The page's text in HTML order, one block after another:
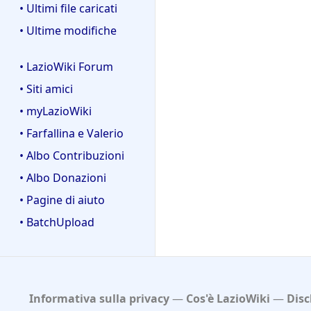
• Ultimi file caricati
• Ultime modifiche
• LazioWiki Forum
• Siti amici
• myLazioWiki
• Farfallina e Valerio
• Albo Contribuzioni
• Albo Donazioni
• Pagine di aiuto
• BatchUpload
Informativa sulla privacy Cos'è LazioWiki